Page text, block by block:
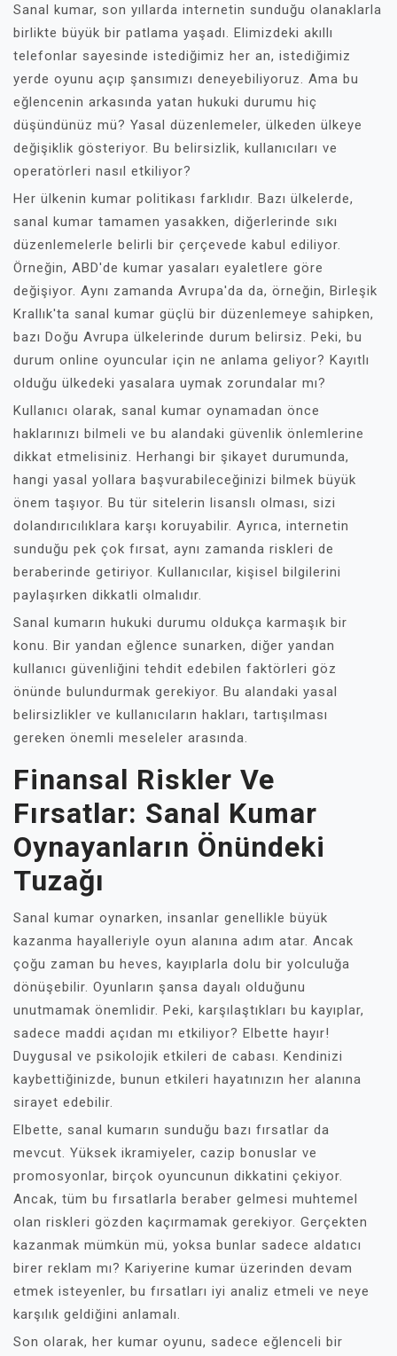
Sanal kumar, son yıllarda internetin sunduğu olanaklarla
birlikte büyük bir patlama yaşadı. Elimizdeki akıllı
telefonlar sayesinde istediğimiz her an, istediğimiz
yerde oyunu açıp şansımızı deneyebiliyoruz. Ama bu
eğlencenin arkasında yatan hukuki durumu hiç
düşündünüz mü? Yasal düzenlemeler, ülkeden ülkeye
değişiklik gösteriyor. Bu belirsizlik, kullanıcıları ve
operatörleri nasıl etkiliyor?
Her ülkenin kumar politikası farklıdır. Bazı ülkelerde,
sanal kumar tamamen yasakken, diğerlerinde sıkı
düzenlemelerle belirli bir çerçevede kabul ediliyor.
Örneğin, ABD'de kumar yasaları eyaletlere göre
değişiyor. Aynı zamanda Avrupa'da da, örneğin, Birleşik
Krallık'ta sanal kumar güçlü bir düzenlemeye sahipken,
bazı Doğu Avrupa ülkelerinde durum belirsiz. Peki, bu
durum online oyuncular için ne anlama geliyor? Kayıtlı
olduğu ülkedeki yasalara uymak zorundalar mı?
Kullanıcı olarak, sanal kumar oynamadan önce
haklarınızı bilmeli ve bu alandaki güvenlik önlemlerine
dikkat etmelisiniz. Herhangi bir şikayet durumunda,
hangi yasal yollara başvurabileceğinizi bilmek büyük
önem taşıyor. Bu tür sitelerin lisanslı olması, sizi
dolandırıcılıklara karşı koruyabilir. Ayrıca, internetin
sunduğu pek çok fırsat, aynı zamanda riskleri de
beraberinde getiriyor. Kullanıcılar, kişisel bilgilerini
paylaşırken dikkatli olmalıdır.
Sanal kumarın hukuki durumu oldukça karmaşık bir
konu. Bir yandan eğlence sunarken, diğer yandan
kullanıcı güvenliğini tehdit edebilen faktörleri göz
önünde bulundurmak gerekiyor. Bu alandaki yasal
belirsizlikler ve kullanıcıların hakları, tartışılması
gereken önemli meseleler arasında.
Finansal Riskler Ve
Fırsatlar: Sanal Kumar
Oynayanların Önündeki
Tuzağı
Sanal kumar oynarken, insanlar genellikle büyük
kazanma hayalleriyle oyun alanına adım atar. Ancak
çoğu zaman bu heves, kayıplarla dolu bir yolculuğa
dönüşebilir. Oyunların şansa dayalı olduğunu
unutmamak önemlidir. Peki, karşılaştıkları bu kayıplar,
sadece maddi açıdan mı etkiliyor? Elbette hayır!
Duygusal ve psikolojik etkileri de cabası. Kendinizi
kaybettiğinizde, bunun etkileri hayatınızın her alanına
sirayet edebilir.
Elbette, sanal kumarın sunduğu bazı fırsatlar da
mevcut. Yüksek ikramiyeler, cazip bonuslar ve
promosyonlar, birçok oyuncunun dikkatini çekiyor.
Ancak, tüm bu fırsatlarla beraber gelmesi muhtemel
olan riskleri gözden kaçırmamak gerekiyor. Gerçekten
kazanmak mümkün mü, yoksa bunlar sadece aldatıcı
birer reklam mı? Kariyerine kumar üzerinden devam
etmek isteyenler, bu fırsatları iyi analiz etmeli ve neye
karşılık geldiğini anlamalı.
Son olarak, her kumar oyunu, sadece eğlenceli bir